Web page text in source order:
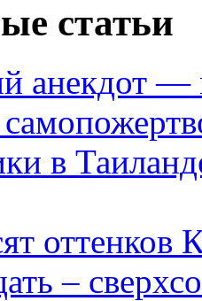
статьи
анекдот —
в
оттенков
–